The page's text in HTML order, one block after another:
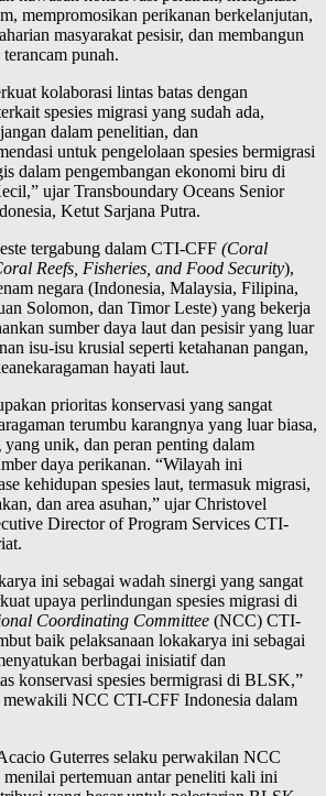
mempromosikan perikanan berkelanjutan,
masyarakat pesisir, dan membangun
punah.
kolaborasi lintas batas dengan
spesies migrasi yang sudah ada,
dalam penelitian, dan
untuk pengelolaan spesies bermigrasi
dalam pengembangan ekonomi biru di
ujar Transboundary Oceans Senior
Ketut Sarjana Putra.
tergabung dalam CTI-CFF (Coral
Reefs, Fisheries, and Food Security),
negara (Indonesia, Malaysia, Filipina,
Solomon, dan Timor Leste) yang bekerja
sumber daya laut dan pesisir yang luar
isu-isu krusial seperti ketahanan pangan,
hayati laut.
prioritas konservasi yang sangat
terumbu karangnya yang luar biasa,
unik, dan peran penting dalam
daya perikanan. “Wilayah ini
kehidupan spesies laut, termasuk migrasi,
dan area asuhan,” ujar Christovel
Director of Program Services CTI-
ini sebagai wadah sinergi yang sangat
upaya perlindungan spesies migrasi di
Coordinating Committee (NCC) CTI-
baik pelaksanaan lokakarya ini sebagai
berbagai inisiatif dan
konservasi spesies bermigrasi di BLSK,”
NCC CTI-CFF Indonesia dalam
Guterres selaku perwakilan NCC
pertemuan antar peneliti kali ini